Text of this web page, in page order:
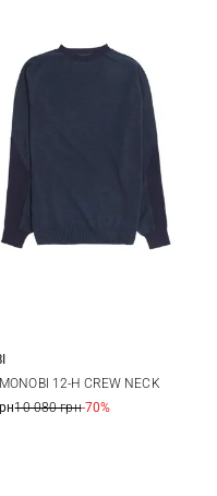
M L
12-H CREW NECK
10 080 грн-70%